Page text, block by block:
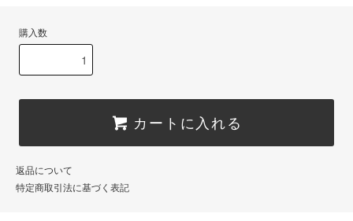
購入数
カートに入れる
返品について
特定商取引法に基づく表記